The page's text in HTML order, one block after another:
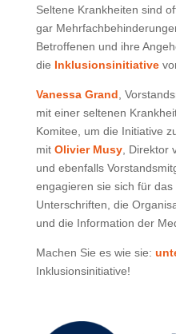
Seltene Krankheiten sind
gar
Betroffenen und ihre
die Inklusionsinitiative
Vanessa Grand ,
mit einer seltenen
Komitee, um die Initiative
mit Olivier Musy, Direktor
und ebenfalls
engagieren sie sich für das
Unterschriften, die
und die Information der
Machen Sie es wie sie:
Inklusionsinitiative!